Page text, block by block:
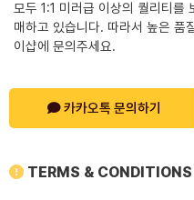
모두 1:1 미러급 이상의 퀄리티를
매하고 있습니다. 따라서 높은 품
이샵에 문의주세요.
카카오톡 문의하기
TERMS & CONDITIONS